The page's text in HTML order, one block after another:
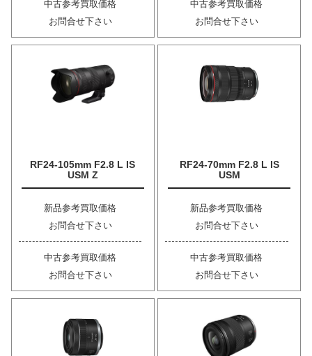
中古参考買取価格
お問合せ下さい
中古参考買取価格
お問合せ下さい
RF24-105mm F2.8 L IS
USM Z
新品参考買取価格
お問合せ下さい
中古参考買取価格
お問合せ下さい
RF24-70mm F2.8 L IS
USM
新品参考買取価格
お問合せ下さい
中古参考買取価格
お問合せ下さい